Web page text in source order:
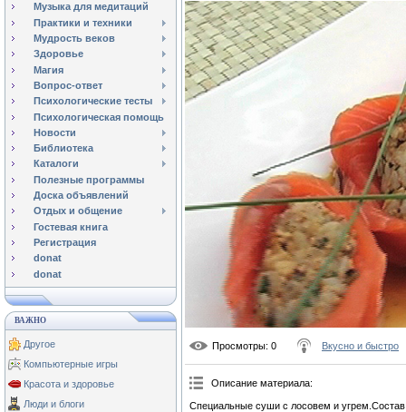
Музыка для медитаций
Практики и техники
Мудрость веков
Здоровье
Магия
Вопрос-ответ
Психологические тесты
Психологическая помощь
Новости
Библиотека
Каталоги
Полезные программы
Доска объявлений
Отдых и общение
Гостевая книга
Регистрация
donat
donat
ВАЖНО
Другое
Компьютерные игры
Красота и здоровье
Люди и блоги
Просмотры: 0 Вкусно и быстро
Описание материала:
Специальные суши с лосовем и